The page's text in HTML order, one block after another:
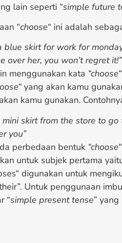
lain seperti “simple future
“choose“ ini adalah
blue skirt for work for
over her, you won’t regret it!”
menggunakan kata “choose“
yang akan kamu
kamu gunakan.
mini skirt from the store to go
you”
perbedaan bentuk “choose“
untuk subjek pertama yaitu
digunakan untuk
Untuk penggunaan
“simple present tense”